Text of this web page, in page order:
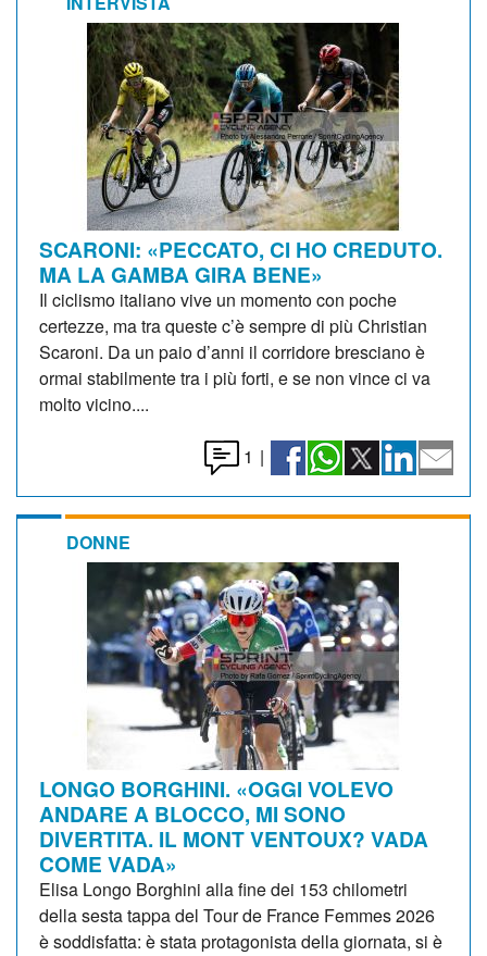
SCARONI: «PECCATO, CI HO CREDUTO.
MA LA GAMBA GIRA BENE»
Il ciclismo italiano vive un momento con poche
certezze, ma tra queste c’è sempre di più Christian
Scaroni. Da un paio d’anni il corridore bresciano è
ormai stabilmente tra i più forti, e se non vince ci va
molto vicino....
1 |
DONNE
LONGO BORGHINI. «OGGI VOLEVO
ANDARE A BLOCCO, MI SONO
DIVERTITA. IL MONT VENTOUX? VADA
COME VADA»
Elisa Longo Borghini alla fine dei 153 chilometri
della sesta tappa del Tour de France Femmes 2026
è soddisfatta: è stata protagonista della giornata, si è